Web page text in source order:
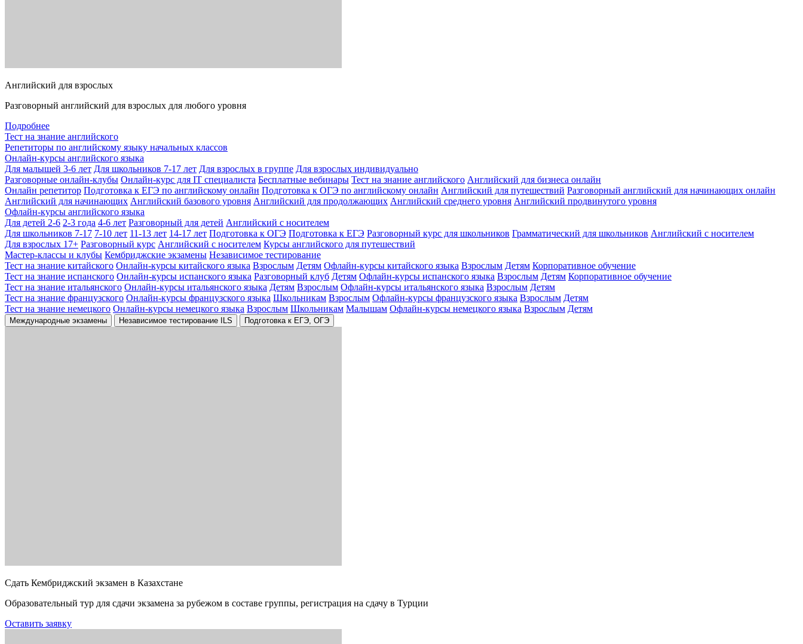
Английский для взрослых
Разговорный английский для взрослых для любого уровня
Подробнее
Тест на знание английского
Репетиторы по английскому языку начальных классов
Онлайн-курсы английского языка
Для малышей 3-6 лет Для школьников 7-17 лет Для взрослых в группе Для взрослых индивидуально
Разговорные онлайн-клубы Онлайн-курс для IT специалиста Бесплатные вебинары Тест на знание английского Английский для бизнеса онлайн
Онлайн репетитор Подготовка к ЕГЭ по английскому онлайн Подготовка к ОГЭ по английскому онлайн Английский для путешествий Разговорный английский для начинающих онлайн
Английский для начинающих Английский базового уровня Английский для продолжающих Английский среднего уровня Английский продвинутого уровня
Офлайн-курсы английского языка
Для детей 2-6 2-3 года 4-6 лет Разговорный для детей Английский с носителем
Для школьников 7-17 7-10 лет 11-13 лет 14-17 лет Подготовка к ОГЭ Подготовка к ЕГЭ Разговорный курс для школьников Грамматический для школьников Английский с носителем
Для взрослых 17+ Разговорный курс Английский с носителем Курсы английского для путешествий
Мастер-классы и клубы Кембриджские экзамены Независимое тестирование
Тест на знание китайского Онлайн-курсы китайского языка Взрослым Детям Офлайн-курсы китайского языка Взрослым Детям Корпоративное обучение
Тест на знание испанского Онлайн-курсы испанского языка Разговорный клуб Детям Офлайн-курсы испанского языка Взрослым Детям Корпоративное обучение
Тест на знание итальянского Онлайн-курсы итальянского языка Детям Взрослым Офлайн-курсы итальянского языка Взрослым Детям
Тест на знание французского Онлайн-курсы французского языка Школьникам Взрослым Офлайн-курсы французского языка Взрослым Детям
Тест на знание немецкого Онлайн-курсы немецкого языка Взрослым Школьникам Малышам Офлайн-курсы немецкого языка Взрослым Детям
Международные экзамены Независимое тестирование ILS Подготовка к ЕГЭ, ОГЭ
Сдать Кембриджский экзамен в Казахстане
Образовательный тур для сдачи экзамена за рубежом в составе группы, регистрация на сдачу в Турции
Оставить заявку